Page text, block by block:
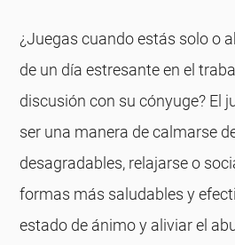
¿Juegas cuando estás solo o
de un día estresante en el
discusión con su cónyuge? El
ser una manera de calmarse
desagradables, relajarse o
formas más saludables y
estado de ánimo y aliviar el